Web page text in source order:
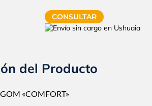
Dos
plazas
|
|
Suavegom
CONSULTAR
del Producto
«COMFORT»